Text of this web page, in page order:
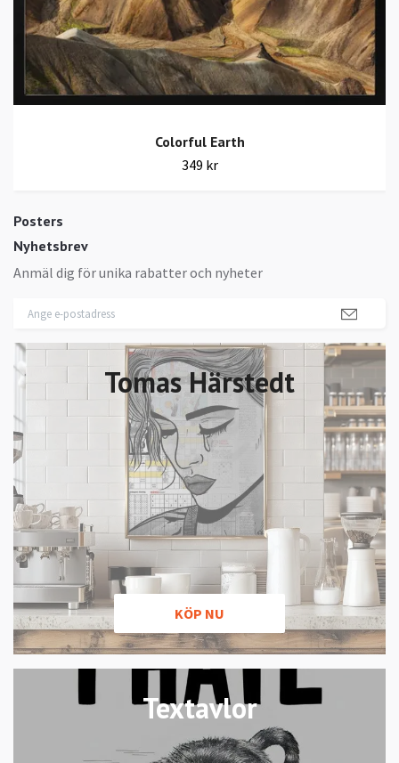
Posters
Nyhetsbrev
Anmäl dig för unika rabatter och nyheter
Tomas Härstedt
KÖP NU
Textavlor
Colorful Earth
349 kr